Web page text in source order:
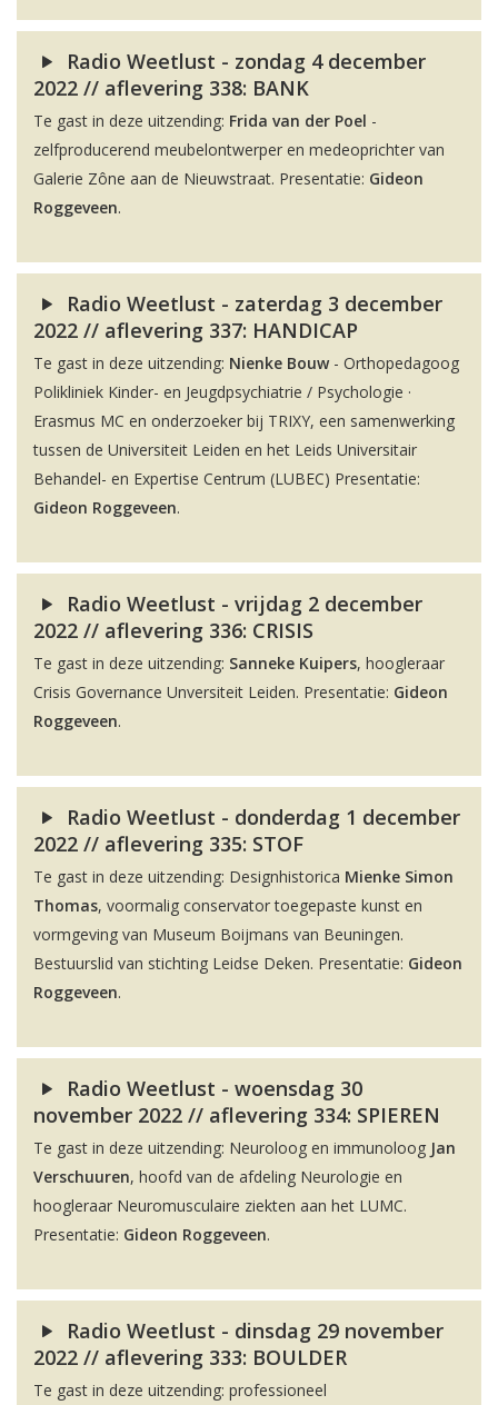
Radio Weetlust - zondag 4 december
2022 // aflevering 338: BANK
Te gast in deze uitzending: Frida van der Poel -
zelfproducerend meubelontwerper en medeoprichter van
Galerie Zône aan de Nieuwstraat. Presentatie: Gideon
Roggeveen.
Radio Weetlust - zaterdag 3 december
2022 // aflevering 337: HANDICAP
Te gast in deze uitzending: Nienke Bouw- Orthopedagoog
Polikliniek Kinder- en Jeugdpsychiatrie / Psychologie ·
Erasmus MC en onderzoeker bij TRIXY, een samenwerking
tussen de Universiteit Leiden en het Leids Universitair
Behandel- en Expertise Centrum (LUBEC) Presentatie:
Gideon Roggeveen.
Radio Weetlust - vrijdag 2 december
2022 // aflevering 336: CRISIS
Te gast in deze uitzending: Sanneke Kuipers, hoogleraar
Crisis Governance Unversiteit Leiden. Presentatie: Gideon
Roggeveen.
Radio Weetlust - donderdag 1 december
2022 // aflevering 335: STOF
Te gast in deze uitzending: Designhistorica Mienke Simon
Thomas, voormalig conservator toegepaste kunst en
vormgeving van Museum Boijmans van Beuningen.
Bestuurslid van stichting Leidse Deken. Presentatie: Gideon
Roggeveen.
Radio Weetlust - woensdag 30
november 2022 // aflevering 334: SPIEREN
Te gast in deze uitzending: Neuroloog en immunoloog Jan
Verschuuren, hoofd van de afdeling Neurologie en
hoogleraar Neuromusculaire ziekten aan het LUMC.
Presentatie: Gideon Roggeveen.
Radio Weetlust - dinsdag 29 november
2022 // aflevering 333: BOULDER
Te gast in deze uitzending: professioneel